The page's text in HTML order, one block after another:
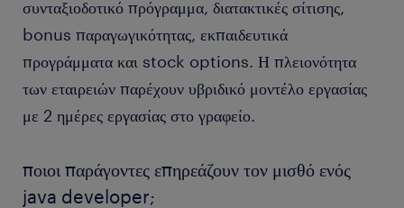
συνταξιοδοτικό πρόγραμμα, διατακτικές σίτισης,
bonus παραγωγικότητας, εκπαιδευτικά
προγράμματα και stock options. Η πλειονότητα
των εταιρειών παρέχουν υβριδικό μοντέλο εργασίας
με 2 ημέρες εργασίας στο γραφείο.
ποιοι παράγοντες επηρεάζουν τον μισθό ενός
java developer;